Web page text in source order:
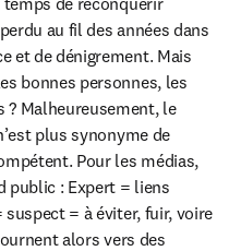
au fil des années dans
et de dénigrement. Mais
bonnes personnes, les
Malheureusement, le
plus synonyme de
Pour les médias,
public : Expert = liens
= à éviter, fuir, voire
alors vers des